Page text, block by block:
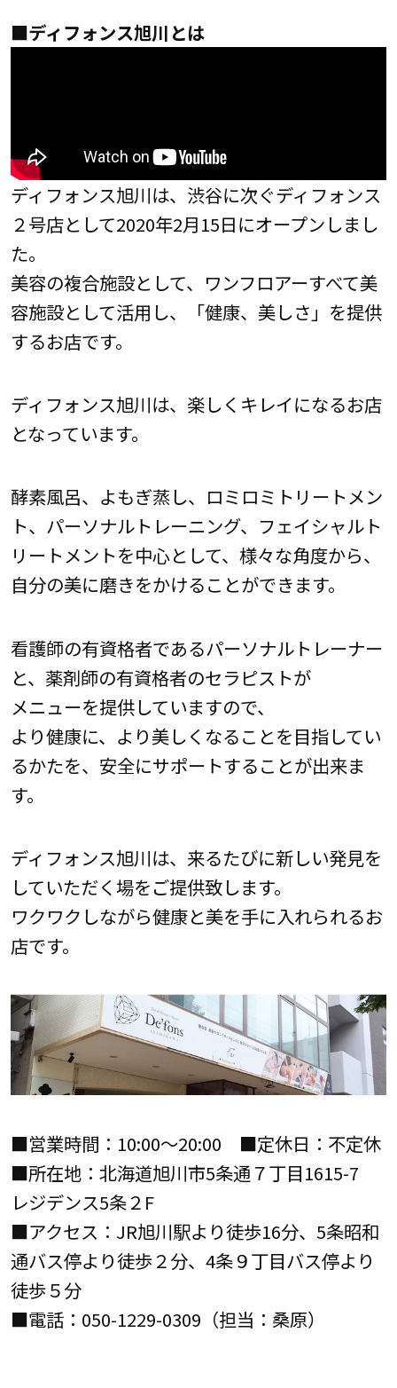
■ディフォンス旭川とは
ディフォンス旭川は、渋谷に次ぐディフォンス
２号店として2020年2月15日にオープンしまし
た。
美容の複合施設として、ワンフロアーすべて美
容施設として活用し、「健康、美しさ」を提供
するお店です。
ディフォンス旭川は、楽しくキレイになるお店
となっています。
酵素風呂、よもぎ蒸し、ロミロミトリートメン
ト、パーソナルトレーニング、フェイシャルト
リートメントを中心として、様々な角度から、
自分の美に磨きをかけることができます。
看護師の有資格者であるパーソナルトレーナー
と、薬剤師の有資格者のセラピストが
メニューを提供していますので、
より健康に、より美しくなることを目指してい
るかたを、安全にサポートすることが出来ま
す。
ディフォンス旭川は、来るたびに新しい発見を
していただく場をご提供致します。
ワクワクしながら健康と美を手に入れられるお
店です。
■営業時間：10:00～20:00 ■定休日：不定休
■所在地：北海道旭川市5条通７丁目1615-7
レジデンス5条２F
■アクセス：JR旭川駅より徒歩16分、5条昭和
通バス停より徒歩２分、4条９丁目バス停より
徒歩５分
■電話：050-1229-0309（担当：桑原）